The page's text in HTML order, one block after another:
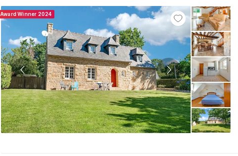
Award Winner 2024